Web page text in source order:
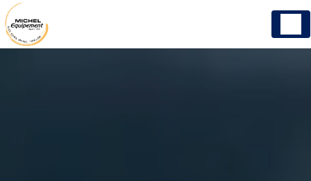
Panneau de gestion des cookies